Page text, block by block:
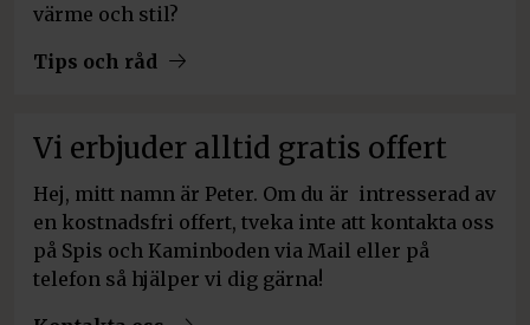
värme och stil?
Tips och råd
Vi erbjuder alltid gratis offert
Hej, mitt namn är Peter. Om du är intresserad av
en kostnadsfri offert, tveka inte att kontakta oss
på Spis och Kaminboden via Mail eller på
telefon så hjälper vi dig gärna!